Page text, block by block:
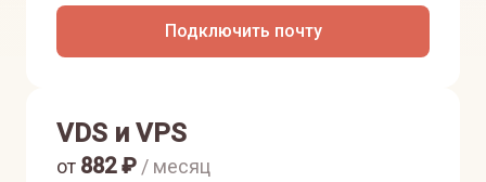
Подключить почту
VDS и VPS
от 882₽ / месяц